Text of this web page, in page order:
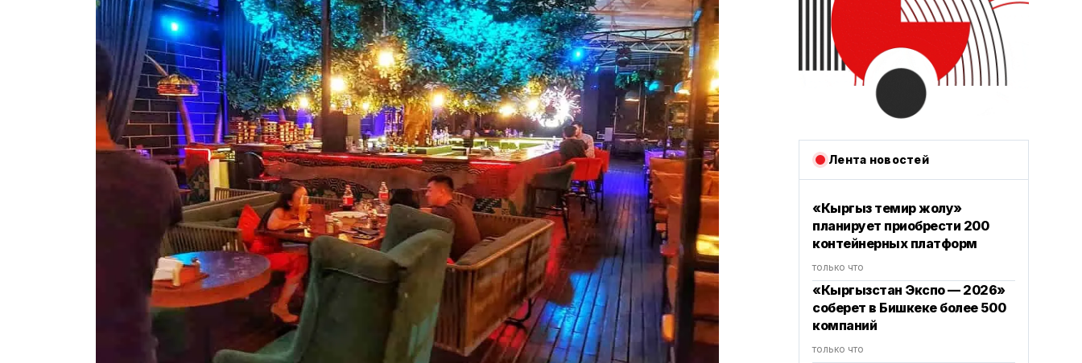
Лента новостей
«Кыргыз темир жолу»
планирует приобрести 200
контейнерных платформ
только что
«Кыргызстан Экспо — 2026»
соберет в Бишкеке более 500
компаний
только что